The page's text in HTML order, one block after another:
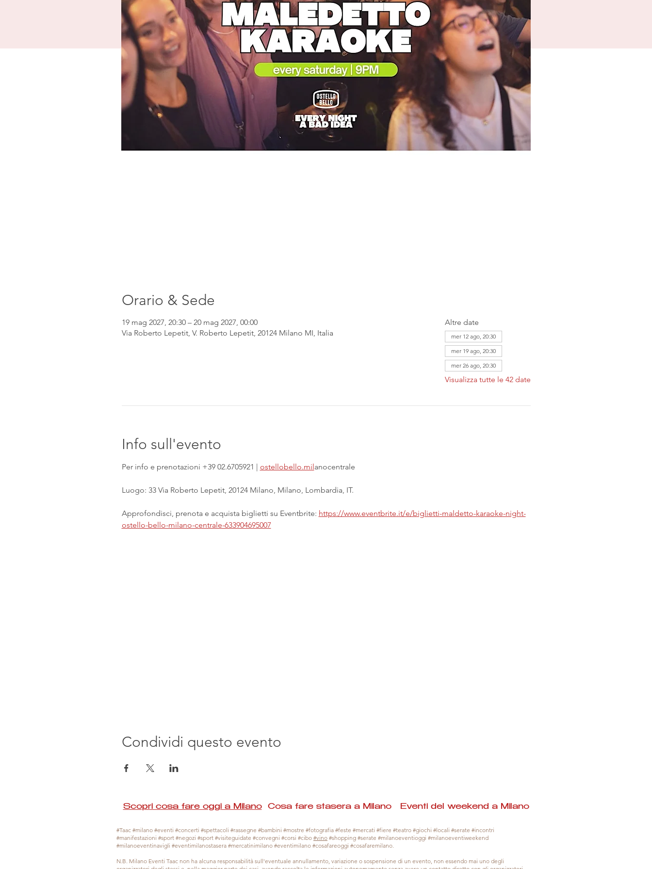
Orario & Sede
19 mag 2027, 20:30 – 20 mag 2027, 00:00
Via Roberto Lepetit, V. Roberto Lepetit, 20124 Milano MI, Italia
Altre date
mer 12 ago, 20:30
mer 19 ago, 20:30
mer 26 ago, 20:30
Visualizza tutte le 42 date
Info sull'evento
Per info e prenotazioni +39 02.6705921 | ostellobello.milanocentrale
Luogo: 33 Via Roberto Lepetit, 20124 Milano, Milano, Lombardia, IT.
Approfondisci, prenota e acquista biglietti su Eventbrite: https://www.eventbrite.it/e/biglietti-maldetto-karaoke-night-
ostello-bello-milano-centrale-633904695007
Condividi questo evento
Scopri cosa fare oggi a MilanoCosa fare stasera a Milano Eventi del weekend a Milano
#Taac #milano #eventi #concerti #spettacoli #rassegne #bambini #mostre #fotografia #feste #mercati #fiere #teatro #giochi #locali #serate #incontri
#manifestazioni #sport #negozi #sport #visiteguidate #convegni #corsi #cibo #vino #shopping #serate #milanoeventioggi #milanoeventiweekend
#milanoeventinavigli #eventimilanostasera #mercatinimilano #eventimilano #cosafareoggi #cosafaremilano.
N.B. Milano Eventi Taac non ha alcuna responsabilità sull'eventuale annullamento, variazione o sospensione di un evento, non essendo mai uno degli